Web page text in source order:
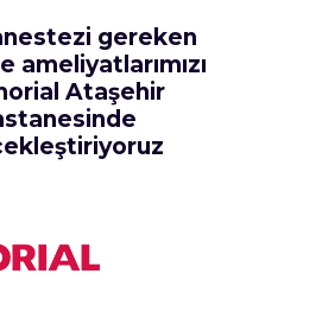
gereken
ameliyatlarımızı
Ataşehir